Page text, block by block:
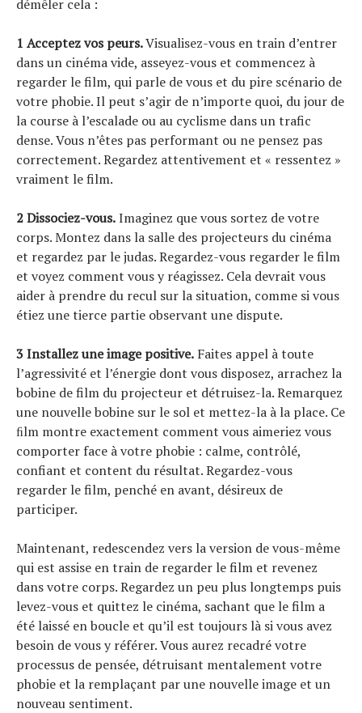
démêler cela :
1 Acceptez vos peurs.Visualisez-vous en train d’entrer
dans un cinéma vide, asseyez-vous et commencez à
regarder le film, qui parle de vous et du pire scénario de
votre phobie. Il peut s’agir de n’importe quoi, du jour de
la course à l’escalade ou au cyclisme dans un trafic
dense. Vous n’êtes pas performant ou ne pensez pas
correctement. Regardez attentivement et « ressentez »
vraiment le film.
2 Dissociez-vous.Imaginez que vous sortez de votre
corps. Montez dans la salle des projecteurs du cinéma
et regardez par le judas. Regardez-vous regarder le film
et voyez comment vous y réagissez. Cela devrait vous
aider à prendre du recul sur la situation, comme si vous
étiez une tierce partie observant une dispute.
3 Installez une image positive. Faites appel à toute
l’agressivité et l’énergie dont vous disposez, arrachez la
bobine de film du projecteur et détruisez-la. Remarquez
une nouvelle bobine sur le sol et mettez-la à la place. Ce
ﬁlm montre exactement comment vous aimeriez vous
comporter face à votre phobie : calme, contrôlé,
confiant et content du résultat. Regardez-vous
regarder le film, penché en avant, désireux de
participer.
Maintenant, redescendez vers la version de vous-même
qui est assise en train de regarder le film et revenez
dans votre corps. Regardez un peu plus longtemps puis
levez-vous et quittez le cinéma, sachant que le film a
été laissé en boucle et qu’il est toujours là si vous avez
besoin de vous y référer. Vous aurez recadré votre
processus de pensée, détruisant mentalement votre
phobie et la remplaçant par une nouvelle image et un
nouveau sentiment.